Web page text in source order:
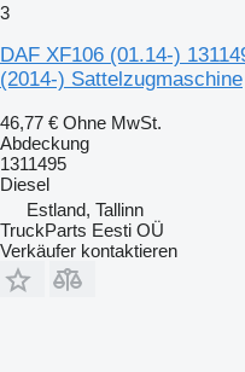
3
DAF XF106 (01.14-)
(2014-) Sattelzugmaschine
46,77 € Ohne MwSt.
Abdeckung
1311495
Diesel
Estland, Tallinn
TruckParts Eesti OÜ
Verkäufer kontaktieren